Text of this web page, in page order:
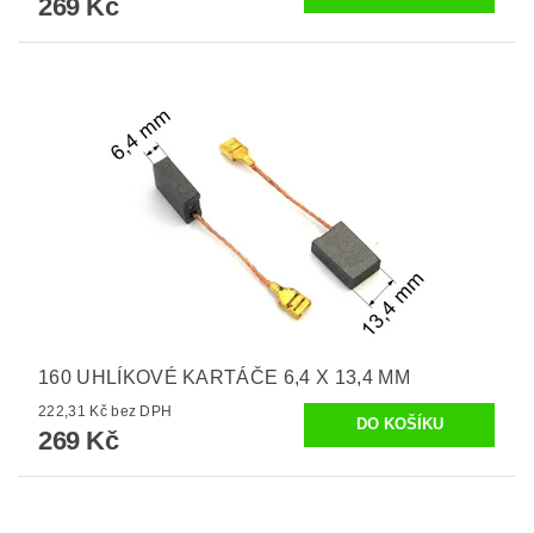
269 Kč
160 UHLÍKOVÉ KARTÁČE 6,4 X 13,4 MM
222,31 Kč bez DPH
269 Kč